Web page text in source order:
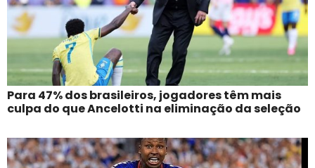
Para 47% dos brasileiros, jogadores têm mais
culpa do que Ancelotti na eliminação da seleção